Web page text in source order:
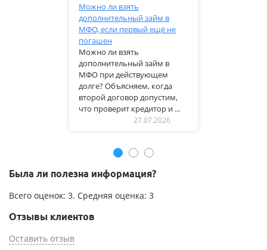
Можно ли взять
дополнительный займ в
МФО, если первый ещё не
погашен
Можно ли взять
дополнительный займ в
МФО при действующем
долге? Объясняем, когда
второй договор допустим,
что проверит кредитор и ...
27.07.2026
Была ли полезна информация?
Всего оценок: 3. Средняя оценка: 3
Отзывы клиентов
Оставить отзыв